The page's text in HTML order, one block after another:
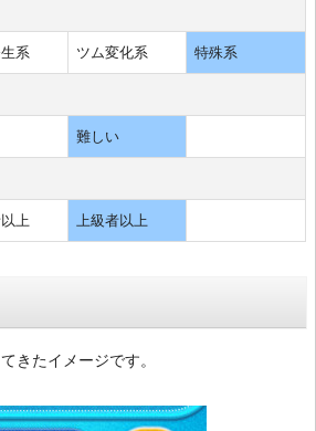
系 ツム変化系 特殊系
難しい
上 上級者以上
きたイメージです。